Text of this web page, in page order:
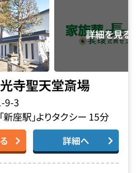
寺聖天堂斎場
9-3
新座駅」よりタクシー 15分
詳細へ